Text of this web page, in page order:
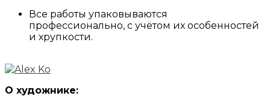
Все работы упаковываются
профессионально, с учётом их особенностей
и хрупкости.
О художнике: